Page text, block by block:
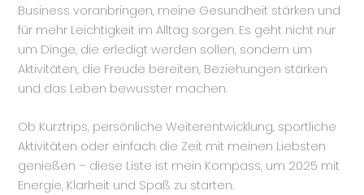
Business voranbringen, meine Gesundheit stärken und
für mehr Leichtigkeit im Alltag sorgen. Es geht nicht nur
um Dinge, die erledigt werden sollen, sondern um
Aktivitäten, die Freude bereiten, Beziehungen stärken
und das Leben bewusster machen.
Ob Kurztrips, persönliche Weiterentwicklung, sportliche
Aktivitäten oder einfach die Zeit mit meinen Liebsten
genießen – diese Liste ist mein Kompass, um 2025 mit
Energie, Klarheit und Spaß zu starten.